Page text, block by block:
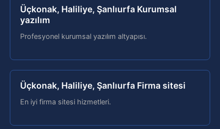
Üçkonak, Haliliye, Şanlıurfa Kurumsal
yazılım
Profesyonel kurumsal yazılım altyapısı.
Üçkonak, Haliliye, Şanlıurfa Firma sitesi
En iyi firma sitesi hizmetleri.